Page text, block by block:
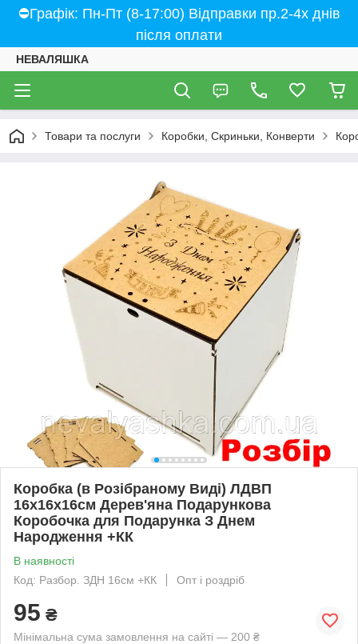
⛔Графік: Пн-Пт (8-17:00) Відправки пр.2-4х днів
після оплати
НЕВАЛЯШКА
Товари та послуги Коробки, Скриньки, Конверти
Коробка (в Розібраному Виді) ЛДВП
16х16х16см Дерев'яна Подарункова
Коробочка для Подарунка З Днем
Народження +КК
В наявності
Код: Разбор. ЗДН 16см +КК
Опт і роздріб
95 ₴
Мінімальна сума замовлення на сайті — 200 ₴